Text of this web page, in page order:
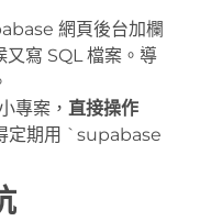
網頁後台加欄
寫 SQL 檔案。導
專案， 直接操作
定期用 `supabase